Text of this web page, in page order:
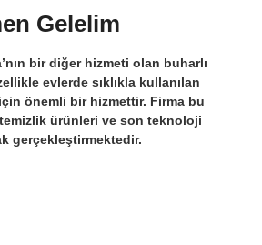
Gelelim
bir diğer hizmeti olan buharlı
evlerde sıklıkla kullanılan
önemli bir hizmettir. Firma bu
ürünleri ve son teknoloji
gerçekleştirmektedir.